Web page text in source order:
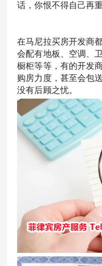
话，你恨不得自己再
在马尼拉买房开发商
会配有地板、空调、
橱柜等等，有的开发
购房力度，甚至会包
没有后顾之忧。